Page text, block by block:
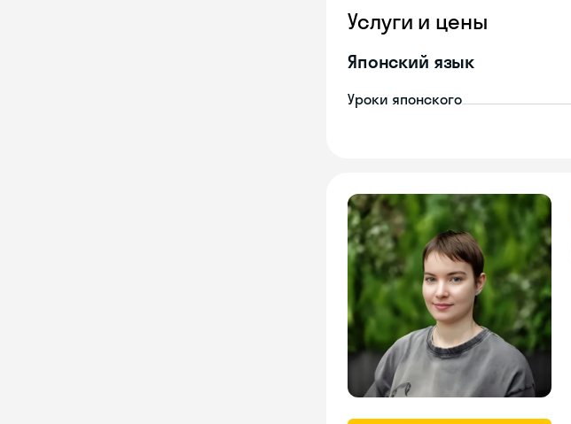
Услуги и цены
Японский язык
Уроки японского